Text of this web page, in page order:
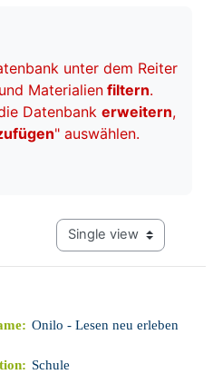
unter dem Reiter
Materialienfiltern.
Datenbank erweitern,
" auswählen.
View mode tertiary
Onilo - Lesen neu erleben
Schule